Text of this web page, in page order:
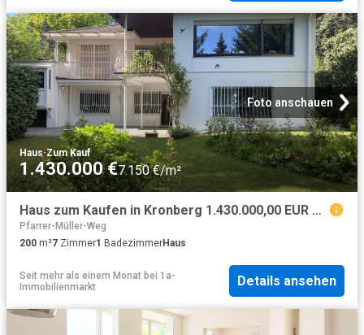
Foto anschauen
Haus·Zum Kauf
1.430.000 €7.150 €/m²
Haus zum Kaufen in Kronberg 1.430.000,00 EUR 200 m²
Pfarrer-Müller-Weg
200 m²7 Zimmer1 BadezimmerHaus
Seit mehr als einem Monat bei 1a-
Immobilienmarkt
Details ansehen